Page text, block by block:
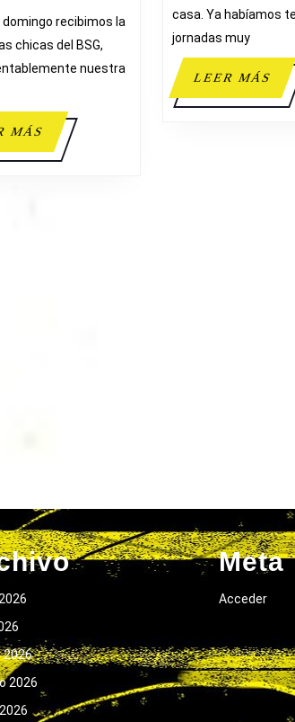
GABRIEL
domingo recibimos la
chicas del BSG,
nuestra
MÁSLEER
MÁS
casa. Ya habíamos
jornadas muy
LEER MÁS
MÁS
2026
2026
Meta
Acceder